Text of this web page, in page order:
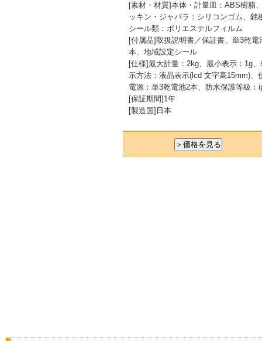
[素材・材質]本体・計量皿：ABS樹脂
ッキン・ジャバラ：シリコンゴム、銘
シール類：ポリエステルフィルム
[付属品]取扱説明書／保証書、単3乾電
本、地域設定シール
[仕様]最大計量：2kg、最小表示：1g、
示方法：液晶表示(lcd 文字高15mm)、
電源：単3乾電池2本、防水保護等級：
[保証期間]1年
[製造国]日本